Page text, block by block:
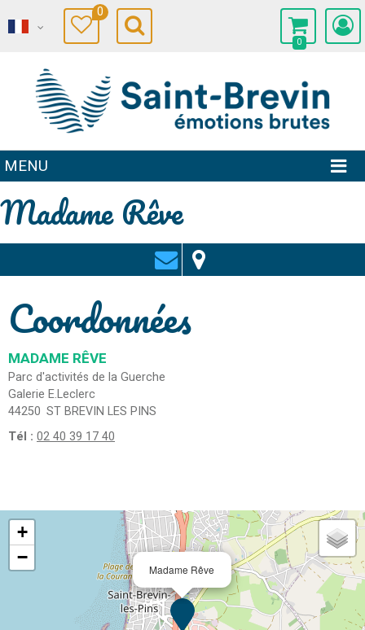
0
0
MENU
Madame Rêve
Coordonnées
MADAME RÊVE
Parc d'activités de la Guerche
Galerie E.Leclerc
44250 ST BREVIN LES PINS
Tél : 02 40 39 17 40
Madame Rêve
+
−